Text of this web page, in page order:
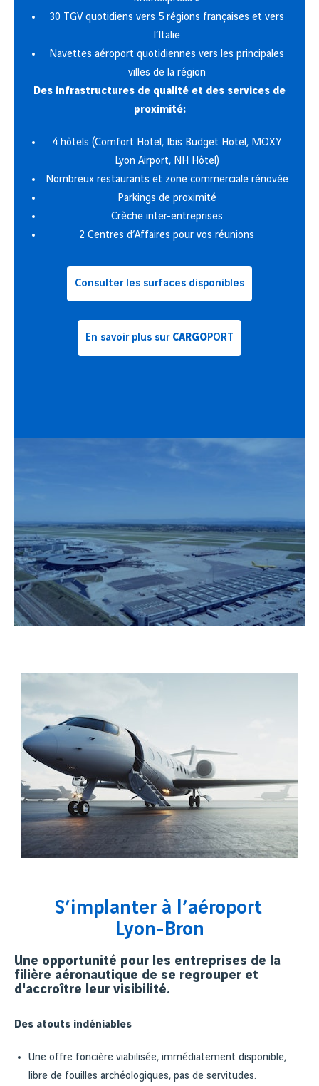
30 TGV quotidiens vers 5 régions françaises et vers
l’Italie
Navettes aéroport quotidiennes vers les principales
villes de la région
Des infrastructures de qualité et des services de
proximité:
4 hôtels (Comfort Hotel, Ibis Budget Hotel, MOXY
Lyon Airport, NH Hôtel)
Nombreux restaurants et zone commerciale rénovée
Parkings de proximité
Crèche inter-entreprises
2 Centres d’Affaires pour vos réunions
Consulter les surfaces disponibles
En savoir plus sur CARGOPORT
S’implanter à l’aéroport
Lyon-Bron
Une opportunité pour les entreprises de la
filière aéronautique de se regrouper et
d'accroître leur visibilité.
Des atouts indéniables
Une offre foncière viabilisée, immédiatement disponible,
libre de fouilles archéologiques, pas de servitudes.